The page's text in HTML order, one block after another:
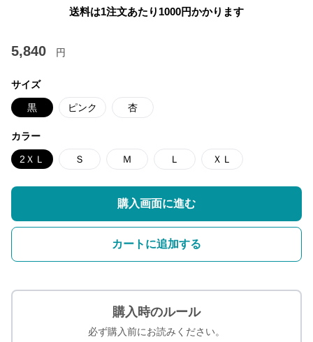
送料は1注文あたり 1000円かかります
5,840 円
サイズ
黒 ピンク 杏
カラー
2ＸＬ Ｓ Ｍ Ｌ ＸＬ
購入画面に進む
カートに追加する
購入時のルール
必ず購入前にお読みください。